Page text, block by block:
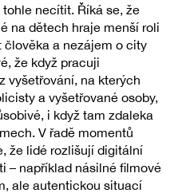
necítit. Říká se, že
na dětech hraje menší roli
člověka a nezájem o city
že když pracuji
vyšetřování, na kterých
a vyšetřované osoby,
i když tam zdaleka
V řadě momentů
že lidé rozlišují digitální
– například násilné filmové
ale autentickou situací